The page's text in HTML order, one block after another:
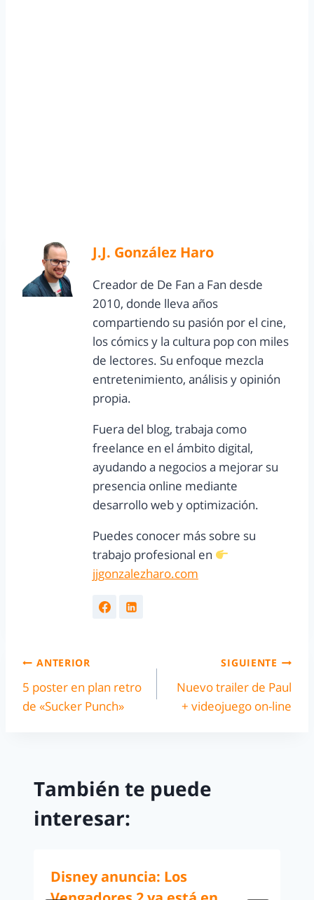
J.J. González Haro
Creador de De Fan a Fan desde
2010, donde lleva años
compartiendo su pasión por el cine,
los cómics y la cultura pop con miles
de lectores. Su enfoque mezcla
entretenimiento, análisis y opinión
propia.
Fuera del blog, trabaja como
freelance en el ámbito digital,
ayudando a negocios a mejorar su
presencia online mediante
desarrollo web y optimización.
Puedes conocer más sobre su
trabajo profesional en
jjgonzalezharo.com
ANTERIOR
5 poster en plan retro
de «Sucker Punch»
SIGUIENTE
Nuevo trailer de Paul
+ videojuego on-line
También te puede
interesar:
Disney anuncia: Los